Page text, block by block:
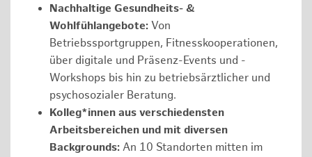
Nachhaltige Gesundheits- &
Wohlfühlangebote: Von
Betriebssportgruppen, Fitnesskooperationen,
über digitale und Präsenz-Events und -
Workshops bis hin zu betriebsärztlicher und
psychosozialer Beratung.
Kolleg*innen aus verschiedensten
Arbeitsbereichen und mit diversen
Backgrounds: An 10 Standorten mitten im